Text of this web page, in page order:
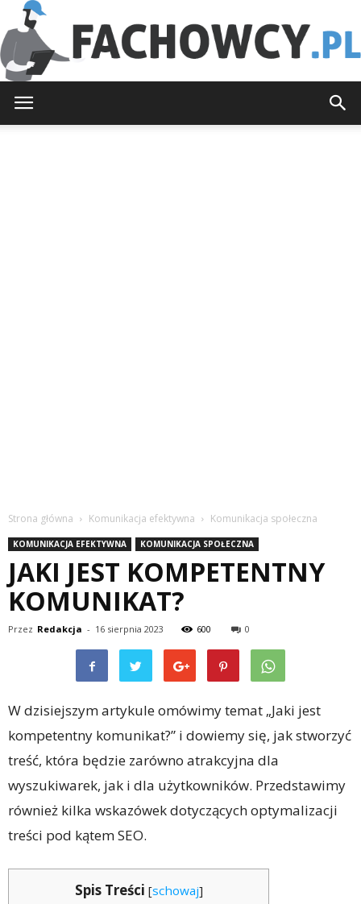
Strona główna Komunikacja efektywna Komunikacja społeczna
KOMUNIKACJA EFEKTYWNA KOMUNIKACJA SPOŁECZNA
JAKI JEST KOMPETENTNY
KOMUNIKAT?
Przez Redakcja - 16 sierpnia 2023 600 0
W dzisiejszym artykule omówimy temat „Jaki jest
kompetentny komunikat?” i dowiemy się, jak stworzyć
treść, która będzie zarówno atrakcyjna dla
wyszukiwarek, jak i dla użytkowników. Przedstawimy
również kilka wskazówek dotyczących optymalizacji
treści pod kątem SEO.
Spis Treści [schowaj]